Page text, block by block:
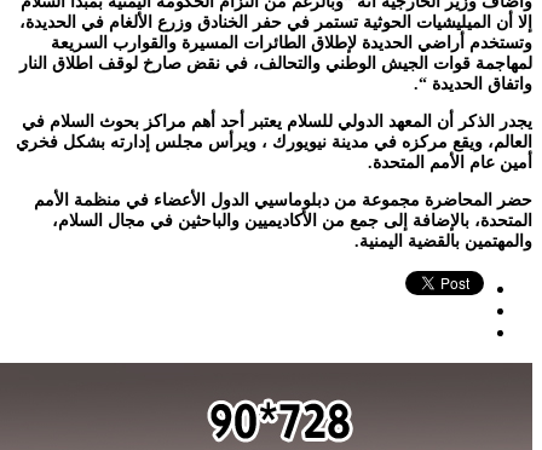
إلا أن الميليشيات الحوثية تستمر في حفر الخنادق وزرع الألغام في الحديدة،
وتستخدم أراضي الحديدة لإطلاق الطائرات المسيرة والقوارب السريعة
لمهاجمة قوات الجيش الوطني والتحالف، في نقض صارخ لوقف اطلاق النار
واتفاق الحديدة “.
يجدر الذكر أن المعهد الدولي للسلام يعتبر أحد أهم مراكز بحوث السلام في
العالم، ويقع مركزه في مدينة نيويورك ، ويرأس مجلس إدارته بشكل فخري
أمين عام الأمم المتحدة.
حضر المحاضرة مجموعة من دبلوماسيي الدول الأعضاء في منظمة الأمم
المتحدة، بالإضافة إلى جمع من الأكاديميين والباحثين في مجال السلام،
والمهتمين بالقضية اليمنية.